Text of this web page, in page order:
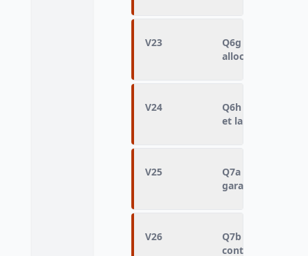
V23
Q6g - Dépenses
allocations de
V24
Q6h - Dépenses
et la culture
V25
Q7a -
garantir un
V26
Q7b -
contrôler les prix